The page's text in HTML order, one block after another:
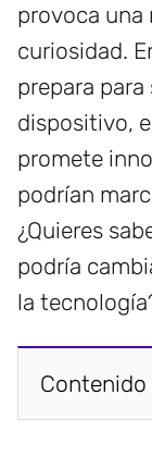
provoca una
curiosidad.
prepara
dispositivo,
promete
podrían
¿Quieres
podría
la
Contenido